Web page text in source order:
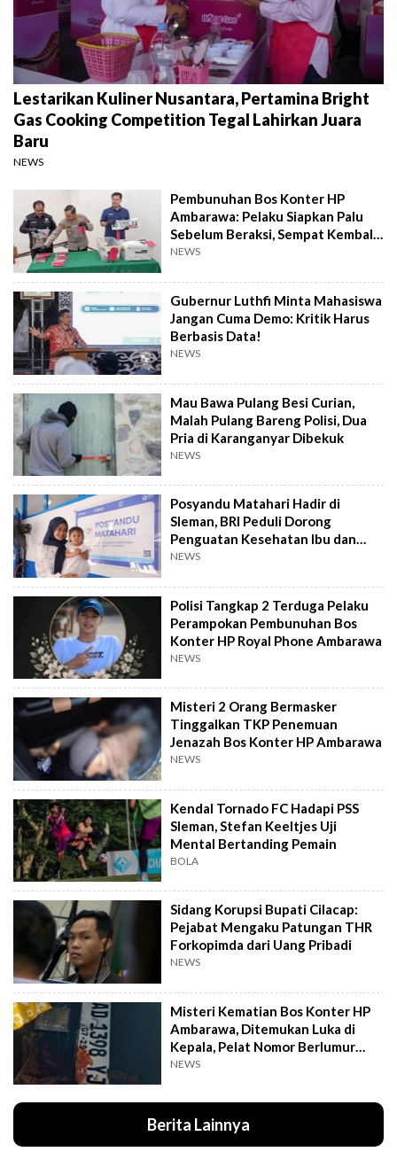
Lestarikan Kuliner Nusantara, Pertamina Bright
Gas Cooking Competition Tegal Lahirkan Juara
Baru
NEWS
Pembunuhan Bos Konter HP
Ambarawa: Pelaku Siapkan Palu
Sebelum Beraksi, Sempat Kembali
Datangi TKP
NEWS
Gubernur Luthfi Minta Mahasiswa
Jangan Cuma Demo: Kritik Harus
Berbasis Data!
NEWS
Mau Bawa Pulang Besi Curian,
Malah Pulang Bareng Polisi, Dua
Pria di Karanganyar Dibekuk
NEWS
Posyandu Matahari Hadir di
Sleman, BRI Peduli Dorong
Penguatan Kesehatan Ibu dan
Anak
NEWS
Polisi Tangkap 2 Terduga Pelaku
Perampokan Pembunuhan Bos
Konter HP Royal Phone Ambarawa
NEWS
Misteri 2 Orang Bermasker
Tinggalkan TKP Penemuan
Jenazah Bos Konter HP Ambarawa
NEWS
Kendal Tornado FC Hadapi PSS
Sleman, Stefan Keeltjes Uji
Mental Bertanding Pemain
BOLA
Sidang Korupsi Bupati Cilacap:
Pejabat Mengaku Patungan THR
Forkopimda dari Uang Pribadi
NEWS
Misteri Kematian Bos Konter HP
Ambarawa, Ditemukan Luka di
Kepala, Pelat Nomor Berlumur
Darah
NEWS
Berita Lainnya